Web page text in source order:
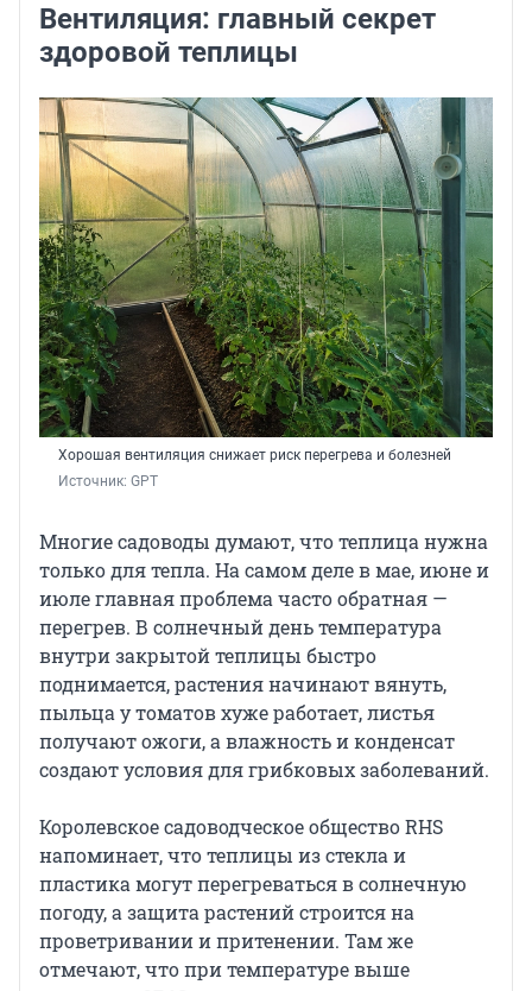
Вентиляция: главный секрет
здоровой теплицы
Хорошая вентиляция снижает риск перегрева и болезней
Источник: GPT
Многие садоводы думают, что теплица нужна
только для тепла. На самом деле в мае, июне и
июле главная проблема часто обратная —
перегрев. В солнечный день температура
внутри закрытой теплицы быстро
поднимается, растения начинают вянуть,
пыльца у томатов хуже работает, листья
получают ожоги, а влажность и конденсат
создают условия для грибковых заболеваний.
Королевское садоводческое общество RHS
напоминает, что теплицы из стекла и
пластика могут перегреваться в солнечную
погоду, а защита растений строится на
проветривании и притенении. Там же
отмечают, что при температуре выше